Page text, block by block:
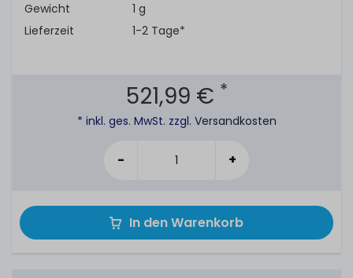
Gewicht
1 g
Lieferzeit
1-2 Tage*
521,99 € *
* inkl. ges. MwSt. zzgl. Versandkosten
- +
In den Warenkorb